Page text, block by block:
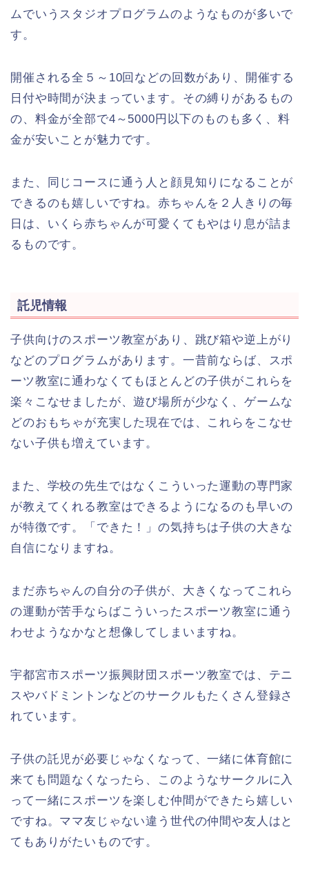
ムでいうスタジオプログラムのようなものが多いで
す。
開催される全５～10回などの回数があり、開催する
日付や時間が決まっています。その縛りがあるもの
の、料金が全部で4～5000円以下のものも多く、料
金が安いことが魅力です。
また、同じコースに通う人と顔見知りになることが
できるのも嬉しいですね。赤ちゃんを２人きりの毎
日は、いくら赤ちゃんが可愛くてもやはり息が詰ま
るものです。
託児情報
子供向けのスポーツ教室があり、跳び箱や逆上がり
などのプログラムがあります。一昔前ならば、スポ
ーツ教室に通わなくてもほとんどの子供がこれらを
楽々こなせましたが、遊び場所が少なく、ゲームな
どのおもちゃが充実した現在では、これらをこなせ
ない子供も増えています。
また、学校の先生ではなくこういった運動の専門家
が教えてくれる教室はできるようになるのも早いの
が特徴です。「できた！」の気持ちは子供の大きな
自信になりますね。
まだ赤ちゃんの自分の子供が、大きくなってこれら
の運動が苦手ならばこういったスポーツ教室に通う
わせようなかなと想像してしまいますね。
宇都宮市スポーツ振興財団スポーツ教室では、テニ
スやバドミントンなどのサークルもたくさん登録さ
れています。
子供の託児が必要じゃなくなって、一緒に体育館に
来ても問題なくなったら、このようなサークルに入
って一緒にスポーツを楽しむ仲間ができたら嬉しい
ですね。ママ友じゃない違う世代の仲間や友人はと
てもありがたいものです。